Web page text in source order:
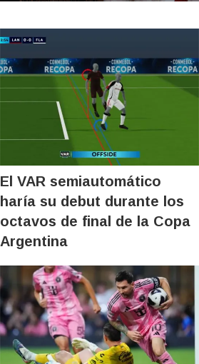
El VAR semiautomático
haría su debut durante los
octavos de final de la Copa
Argentina